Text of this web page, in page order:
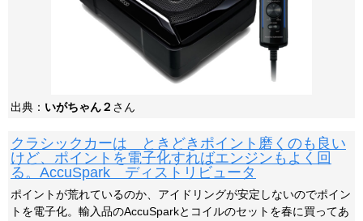
出典： いがちゃん２ さん
クラシックカーは ときどきポイント磨くのも良い
けど、ポイントを電子化すればエンジンもよく回
る。AccuSpark ディストリビュータ
ポイントが荒れているのか、アイドリングが安定しないのでポイン
トを電子化。輸入品のAccuSparkとコイルのセットを春に買ってあ